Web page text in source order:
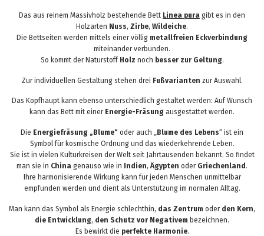
Das aus reinem Massivholz bestehende Bett Linea pura gibt es in den
Holzarten Nuss, Zirbe, Wildeiche.
Die Bettseiten werden mittels einer völlig metallfreien Eckverbindung
miteinander verbunden.
So kommt der Naturstoff Holz noch besser zur Geltung.
Zur individuellen Gestaltung stehen drei Fußvarianten zur Auswahl.
Das Kopfhaupt kann ebenso unterschiedlich gestaltet werden: Auf Wunsch
kann das Bett mit einer Energie-Fräsung ausgestattet werden.
Die Energiefräsung „Blume“ oder auch „ Blume des Lebens“ ist ein
Symbol für kosmische Ordnung und das wiederkehrende Leben.
Sie ist in vielen Kulturkreisen der Welt seit Jahrtausenden bekannt. So findet
man sie in China genauso wie in Indien,Ägypten oder Griechenland .
Ihre harmonisierende Wirkung kann für jeden Menschen unmittelbar
empfunden werden und dient als Unterstützung im normalen Alltag.
Man kann das Symbol als Energie schlechthin, das Zentrum oder den Kern,
die Entwicklung, den Schutz vor Negativem bezeichnen.
Es bewirkt die perfekte Harmonie.